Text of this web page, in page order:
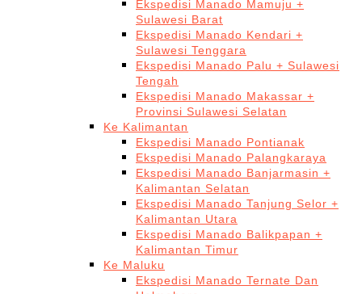
Ekspedisi Manado Mamuju +
Sulawesi Barat
Ekspedisi Manado Kendari +
Sulawesi Tenggara
Ekspedisi Manado Palu + Sulawesi
Tengah
Ekspedisi Manado Makassar +
Provinsi Sulawesi Selatan
Ke Kalimantan
Ekspedisi Manado Pontianak
Ekspedisi Manado Palangkaraya
Ekspedisi Manado Banjarmasin +
Kalimantan Selatan
Ekspedisi Manado Tanjung Selor +
Kalimantan Utara
Ekspedisi Manado Balikpapan +
Kalimantan Timur
Ke Maluku
Ekspedisi Manado Ternate Dan